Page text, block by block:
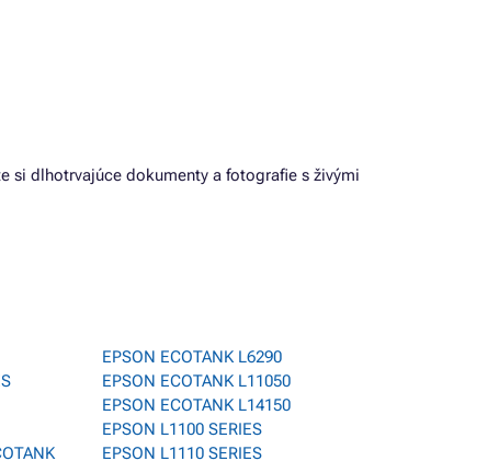
si dlhotrvajúce dokumenty a fotografie s živými
EPSON ECOTANK L6290
EPSON ECOTANK L11050
EPSON ECOTANK L14150
EPSON L1100 SERIES
EPSON L1110 SERIES